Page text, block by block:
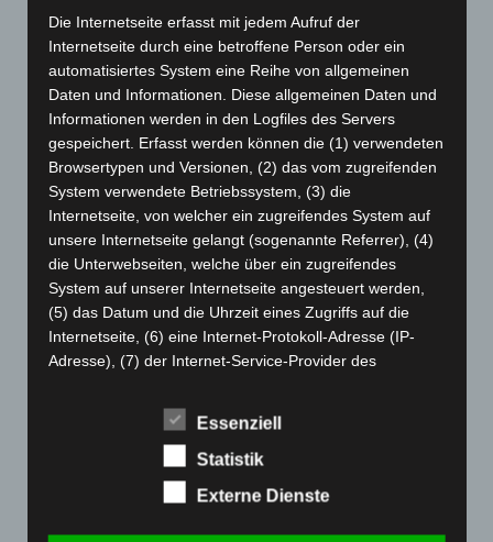
Mai 2024(149)
April 2024(102)
März 2024(103)
Februar 2024(103)
Januar 2024(111)
Dezember 2023
(130)
November 2023(130)
Oktober 2023(114)
September 2023
(133)
August 2023(134)
Juli 2023(118)
(154)
Die Internetseite erfasst mit jedem Aufruf der
Internetseite durch eine betroffene Person oder ein
automatisiertes System eine Reihe von allgemeinen
Daten und Informationen. Diese allgemeinen Daten und
Informationen werden in den Logfiles des Servers
gespeichert. Erfasst werden können die (1) verwendeten
Browsertypen und Versionen, (2) das vom zugreifenden
System verwendete Betriebssystem, (3) die
Internetseite, von welcher ein zugreifendes System auf
unsere Internetseite gelangt (sogenannte Referrer), (4)
die Unterwebseiten, welche über ein zugreifendes
System auf unserer Internetseite angesteuert werden,
(5) das Datum und die Uhrzeit eines Zugriffs auf die
Internetseite, (6) eine Internet-Protokoll-Adresse (IP-
Adresse), (7) der Internet-Service-Provider des
und Informationen, die der Gefahrenabwehr im Falle von
Angriffen auf unsere informationstechnologischen
Bei der Nutzung dieser allgemeinen Daten und
Essenziell
Statistik
Externe Dienste